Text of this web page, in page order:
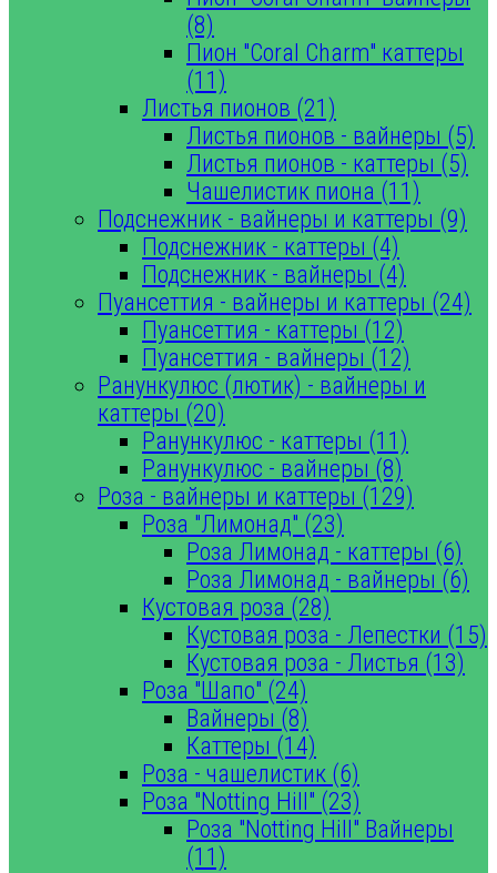
(8)
Пион "Coral Charm" каттеры
(11)
Листья пионов (21)
Листья пионов - вайнеры (5)
Листья пионов - каттеры (5)
Чашелистик пиона (11)
Подснежник - вайнеры и каттеры (9)
Подснежник - каттеры (4)
Подснежник - вайнеры (4)
Пуансеттия - вайнеры и каттеры (24)
Пуансеттия - каттеры (12)
Пуансеттия - вайнеры (12)
Ранункулюс (лютик) - вайнеры и
каттеры (20)
Ранункулюс - каттеры (11)
Ранункулюс - вайнеры (8)
Роза - вайнеры и каттеры (129)
Роза "Лимонад" (23)
Роза Лимонад - каттеры (6)
Роза Лимонад - вайнеры (6)
Кустовая роза (28)
Кустовая роза - Лепестки (15)
Кустовая роза - Листья (13)
Роза "Шапо" (24)
Вайнеры (8)
Каттеры (14)
Роза - чашелистик (6)
Роза "Notting Hill" (23)
Роза "Notting Hill" Вайнеры
(11)